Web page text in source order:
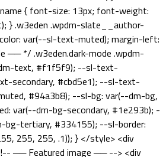
{ font-size: 13px; font-weight:
} .w3eden .wpdm-slate__author-
var(--sl-text-muted); margin-left:
── */ .w3eden.dark-mode .wpdm-
text, #f1f5f9); --sl-text-
secondary, #cbd5e1); --sl-text-
#94a3b8); --sl-bg: var(--dm-bg,
var(--dm-bg-secondary, #1e293b); -
bg-tertiary, #334155); --sl-border:
255, 255, .1)); } </style> <div
── Featured image ── --> <div